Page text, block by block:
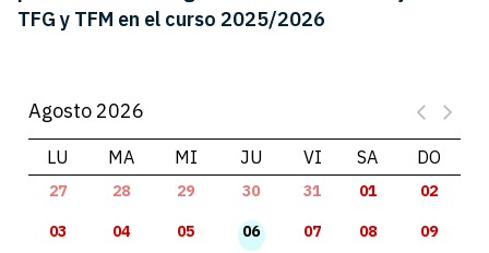
TFG y TFM en el curso 2025/2026
Agosto 2026
LU MA MI JU VI SA DO
27 28 29 30 31 01 02
03 04 05 06 07 08 09